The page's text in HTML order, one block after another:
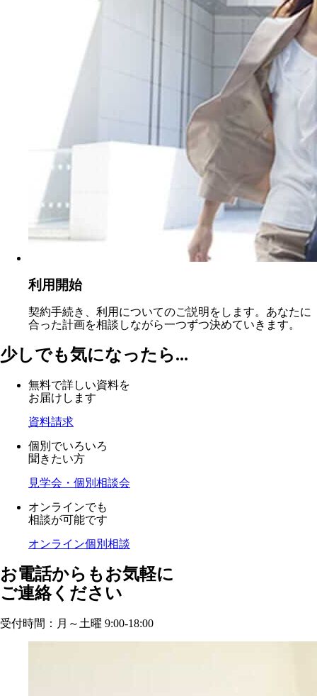
利用開始
契約手続き、利用についてのご説明をします。あなたに
合った計画を相談しながら一つずつ決めていきます。
少しでも気になったら...
無料で詳しい資料を
お届けします
資料請求
個別でいろいろ
聞きたい方
見学会・個別相談会
オンラインでも
相談が可能です
オンライン個別相談
お電話からもお気軽に
ご連絡ください
受付時間：月～土曜 9:00-18:00